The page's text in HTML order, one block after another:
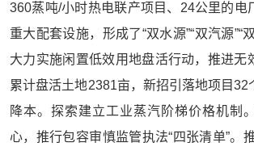
360蒸吨/小时热电联产项目、24公里的电
重大配套设施，形成了“双水源”“双汽源”“
大力实施闲置低效用地盘活行动，推进无
累计盘活土地2381亩，新招引落地项目32
降本。探索建立工业蒸汽阶梯价格机制
心，推行包容审慎监管执法“四张清单”。